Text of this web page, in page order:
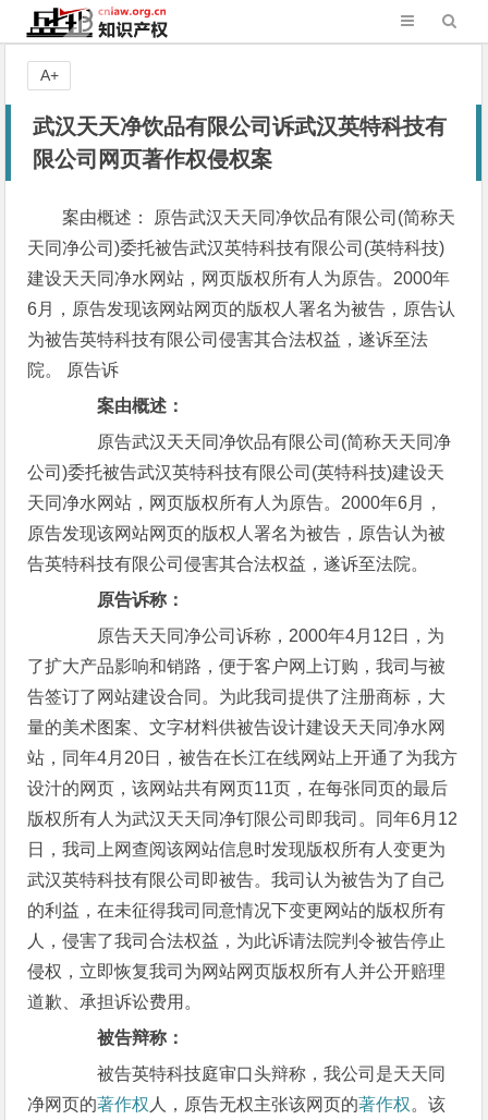
武汉天天净饮品有限公司诉武汉英特科技有
限公司网页著作权侵权案
案由概述： 原告武汉天天同净饮品有限公司(简称天
天同净公司)委托被告武汉英特科技有限公司(英特科技)
建设天天同净水网站，网页版权所有人为原告。2000年
6月，原告发现该网站网页的版权人署名为被告，原告认
为被告英特科技有限公司侵害其合法权益，遂诉至法
院。 原告诉
案由概述：
原告武汉天天同净饮品有限公司(简称天天同净
公司)委托被告武汉英特科技有限公司(英特科技)建设天
天同净水网站，网页版权所有人为原告。2000年6月，
原告发现该网站网页的版权人署名为被告，原告认为被
告英特科技有限公司侵害其合法权益，遂诉至法院。
原告诉称：
原告天天同净公司诉称，2000年4月12日，为
了扩大产品影响和销路，便于客户网上订购，我司与被
告签订了网站建设合同。为此我司提供了注册商标，大
量的美术图案、文字材料供被告设计建设天天同净水网
站，同年4月20日，被告在长江在线网站上开通了为我方
设汁的网页，该网站共有网页11页，在每张同页的最后
版权所有人为武汉天天同净钉限公司即我司。同年6月12
日，我司上网查阅该网站信息时发现版权所有人变更为
武汉英特科技有限公司即被告。我司认为被告为了自己
的利益，在未征得我司同意情况下变更网站的版权所有
人，侵害了我司合法权益，为此诉请法院判令被告停止
侵权，立即恢复我司为网站网页版权所有人并公开赔理
道歉、承担诉讼费用。
被告辩称：
被告英特科技庭审口头辩称，我公司是天天同
净网页的著作权 人，原告无权主张该网页的著作权。该
A+